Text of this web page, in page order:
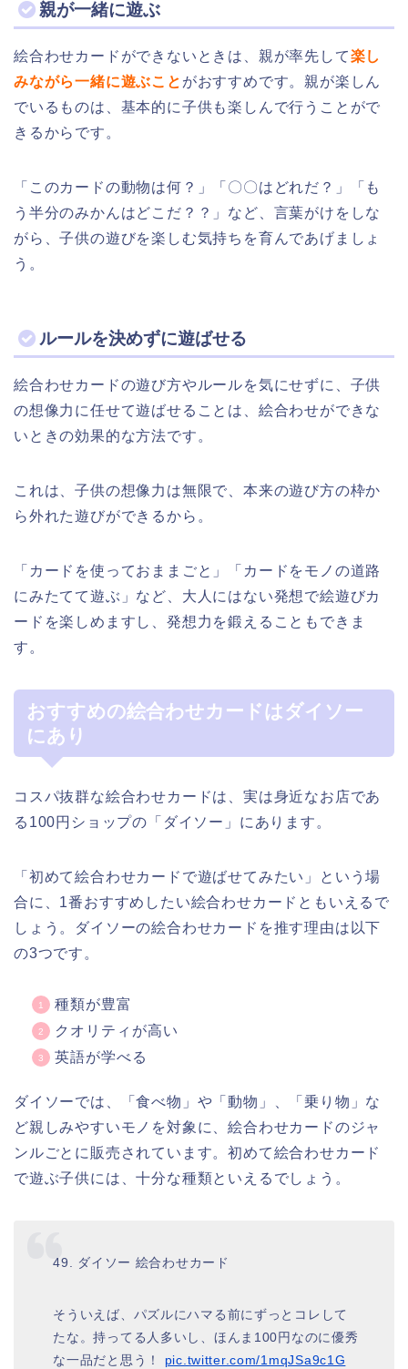
親が一緒に遊ぶ
絵合わせカードができないときは、親が率先して楽し
みながら一緒に遊ぶこと がおすすめです。親が楽しん
でいるものは、基本的に子供も楽しんで行うことがで
きるからです。
「このカードの動物は何？」「〇〇はどれだ？」「も
う半分のみかんはどこだ？？」など、言葉がけをしな
がら、子供の遊びを楽しむ気持ちを育んであげましょ
う。
ルールを決めずに遊ばせる
絵合わせカードの遊び方やルールを気にせずに、子供
の想像力に任せて遊ばせることは、絵合わせができな
いときの効果的な方法です。
これは、子供の想像力は無限で、本来の遊び方の枠か
ら外れた遊びができるから。
「カードを使っておままごと」「カードをモノの道路
にみたてて遊ぶ」など、大人にはない発想で絵遊びカ
ードを楽しめますし、発想力を鍛えることもできま
す。
おすすめの絵合わせカードはダイソー
にあり
コスパ抜群な絵合わせカードは、実は身近なお店であ
る100円ショップの「ダイソー」にあります。
「初めて絵合わせカードで遊ばせてみたい」という場
合に、1番おすすめしたい絵合わせカードともいえるで
しょう。ダイソーの絵合わせカードを推す理由は以下
の3つです。
種類が豊富
クオリティが高い
英語が学べる
ダイソーでは、「食べ物」や「動物」、「乗り物」な
ど親しみやすいモノを対象に、絵合わせカードのジャ
ンルごとに販売されています。初めて絵合わせカード
で遊ぶ子供には、十分な種類といえるでしょう。
49. ダイソー 絵合わせカード
そういえば、パズルにハマる前にずっとコレして
たな。持ってる人多いし、ほんま100円なのに優秀
な一品だと思う！ pic.twitter.com/1mqJSa9c1G